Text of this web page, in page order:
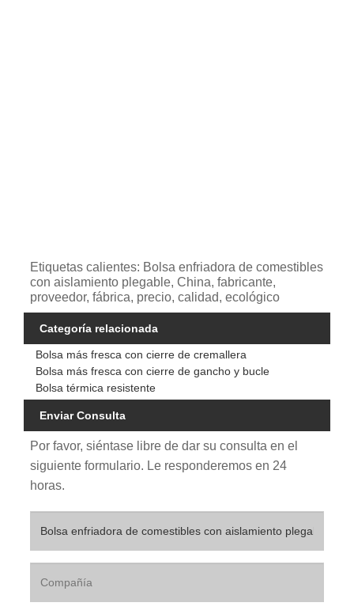
Etiquetas calientes: Bolsa enfriadora de comestibles
con aislamiento plegable, China, fabricante,
proveedor, fábrica, precio, calidad, ecológico
Categoría relacionada
Bolsa más fresca con cierre de cremallera
Bolsa más fresca con cierre de gancho y bucle
Bolsa térmica resistente
Enviar Consulta
Por favor, siéntase libre de dar su consulta en el
siguiente formulario. Le responderemos en 24
horas.